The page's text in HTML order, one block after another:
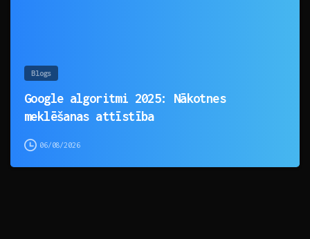
Blogs
Google algoritmi 2025: Nākotnes
meklēšanas attīstība
06/08/2026